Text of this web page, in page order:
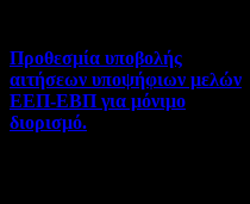
Προθεσμία υποβολής
αιτήσεων υποψήφιων μελών
ΕΕΠ-ΕΒΠ για μόνιμο
διορισμό.